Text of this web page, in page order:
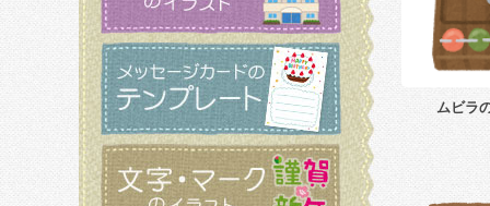
ムビラ